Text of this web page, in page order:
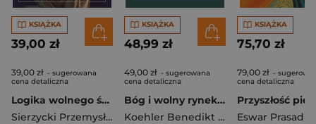
KSIĄŻKA
39,00 zł
39,00 zł - sugerowana
cena detaliczna
Logika wolnego świata
Sierzycki Przemysław
KSIĄŻKA
48,99 zł
49,00 zł - sugerowana
cena detaliczna
Bóg i wolny rynek. Religie a ekonomia
Koehler Benedikt opracowanie
KSIĄŻKA
75,70 zł
79,00 zł -
cena detaliczna
Eswar Prasad